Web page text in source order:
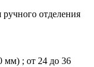
отделения
мм) ; от 24 до 36